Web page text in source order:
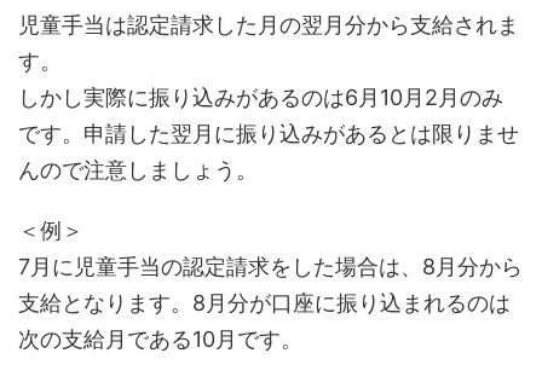
児童手当は認定請求した月の翌月分から支給されま
す。
しかし実際に振り込みがあるのは6月10月2月のみ
です。申請した翌月に振り込みがあるとは限りませ
んので注意しましょう。
＜例＞
7月に児童手当の認定請求をした場合は、8月分から
支給となります。8月分が口座に振り込まれるのは
次の支給月である10月です。